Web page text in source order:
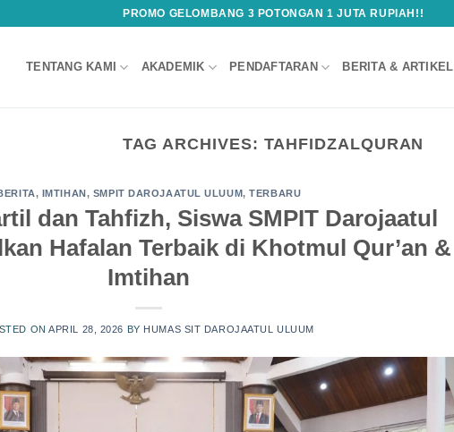
PROMO GELOMBANG 3 POTONGAN 1 JUTA RUPIAH!!
TENTANG KAMI AKADEMIK PENDAFTARAN BERITA & ARTIKEL
TAG ARCHIVES: TAHFIDZALQURAN
, IMTIHAN, SMPIT DAROJAATUL ULUUM,TERBARU
dan Tahfizh, Siswa SMPIT Darojaatul
Hafalan Terbaik di Khotmul Qur’an &
Imtihan
ONAPRIL 28, 2026 BY HUMAS SIT DAROJAATUL ULUUM